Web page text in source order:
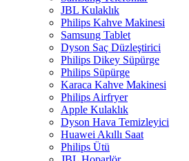
JBL Kulaklık
Philips Kahve Makinesi
Samsung Tablet
Dyson Saç Düzleştirici
Philips Dikey Süpürge
Philips Süpürge
Karaca Kahve Makinesi
Philips Airfryer
Apple Kulaklık
Dyson Hava Temizleyici
Huawei Akıllı Saat
Philips Ütü